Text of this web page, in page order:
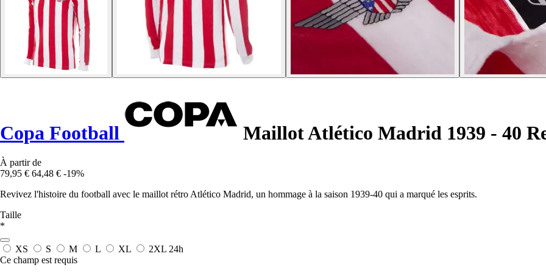
Copa Football Maillot Atlético Madrid 1939 - 40
À partir de
79,95 € 64,48 € -19%
Revivez l'histoire du football avec le maillot rétro Atlético Madrid, un hommage à la saison 1939-40 qui a marqué les esprits.
Taille
*
XS S M L XL 2XL 24h
Ce champ est requis